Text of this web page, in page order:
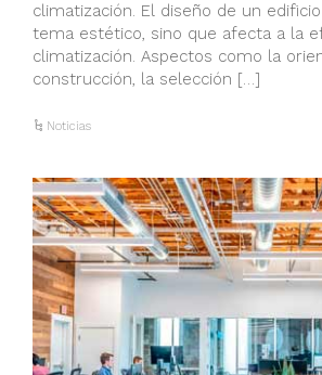
climatización. El diseño de un
tema estético, sino que afecta a la
climatización. Aspectos como la
construcción, la selección […]
Noticias